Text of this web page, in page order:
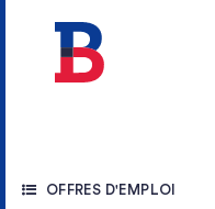
OFFRES D'EMPLOI